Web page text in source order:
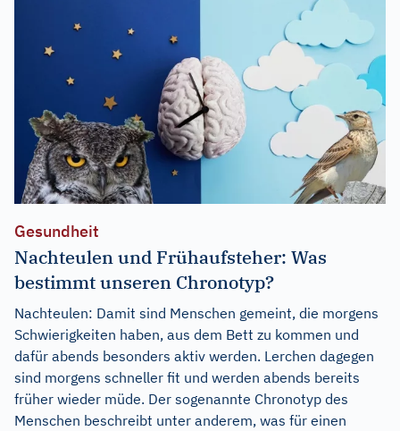
Gesundheit
Nachteulen und Frühaufsteher: Was
bestimmt unseren Chronotyp?
Nachteulen: Damit sind Menschen gemeint, die morgens
Schwierigkeiten haben, aus dem Bett zu kommen und
dafür abends besonders aktiv werden. Lerchen dagegen
sind morgens schneller fit und werden abends bereits
früher wieder müde. Der sogenannte Chronotyp des
Menschen beschreibt unter anderem, was für einen